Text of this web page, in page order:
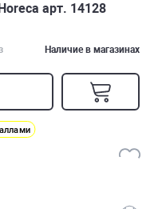
арт. 14128
Наличие в магазинах